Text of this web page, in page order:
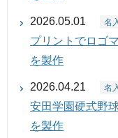
2026.05.01 名
プリントでロゴ
を製作
2026.04.21 名
安田学園硬式野
を製作